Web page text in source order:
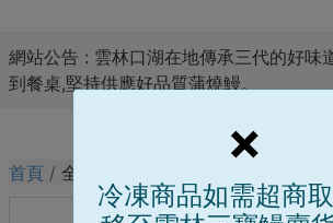
網站公告 : 雲林口湖在地傳承三代的好味
到餐桌,堅持供應好品質蒲燒鰻。
首頁 全站商品
×
冷凍商品如需超商